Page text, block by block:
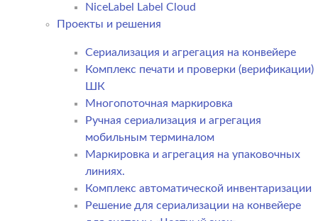
NiceLabel Label Cloud
Проекты и решения
Сериализация и агрегация на конвейере
Комплекс печати и проверки (верификации)
ШК
Многопоточная маркировка
Ручная сериализация и агрегация
мобильным терминалом
Маркировка и агрегация на упаковочных
линиях.
Комплекс автоматической инвентаризации
Решение для сериализации на конвейере